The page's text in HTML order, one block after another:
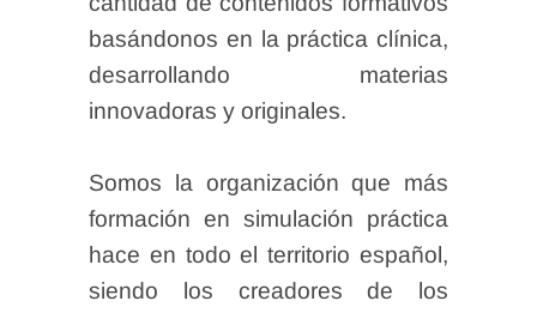
basándonos en la práctica clínica,
desarrollando materias
innovadoras y originales.
Somos la organización que más
formación en simulación práctica
hace en todo el territorio español,
siendo los creadores de los